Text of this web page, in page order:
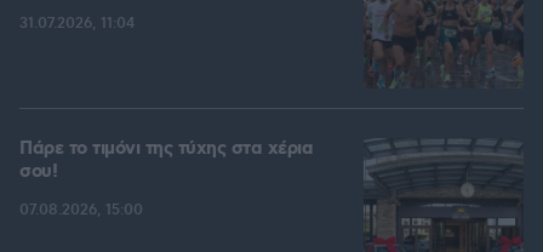
31.07.2026, 11:04
Πάρε το τιμόνι της τύχης στα χέρια
σου!
07.08.2026, 15:00